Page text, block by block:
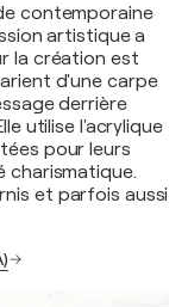
contemporaine
artistique a
la création est
d'une carpe
derrière
utilise l'acrylique
pour leurs
charismatique.
et parfois aussi